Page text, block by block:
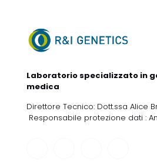
Laboratorio specializzato in
medica
Direttore Tecnico: Dott.ssa Alice
Responsabile protezione dati :